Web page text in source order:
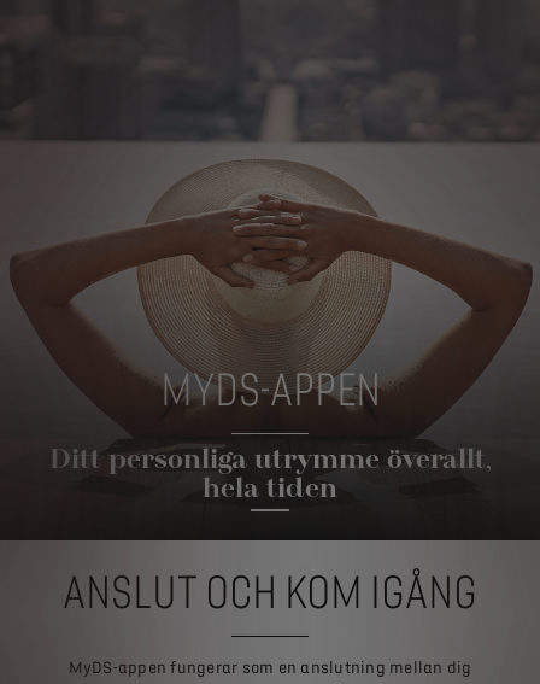
MYDS-APPEN
Ditt personliga utrymme överallt,
hela tiden
ANSLUT OCH KOM IGÅNG
MyDS-appen fungerar som en anslutning mellan dig